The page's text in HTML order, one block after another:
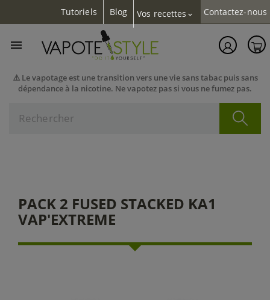
Tutoriels Blog Vos recettes expand_more Contactez-nous
⚠️ Le vapotage est une transition vers une vie sans tabac puis sans
dépendance à la nicotine. Ne vapotez pas si vous ne fumez pas.

PACK 2 FUSED STACKED KA1
VAP'EXTREME